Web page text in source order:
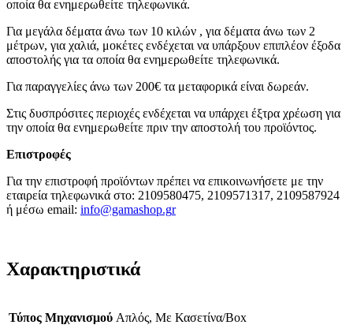
οποία θα ενημερωθείτε τηλεφωνικά.
Για μεγάλα δέματα άνω των 10 κιλών , για δέματα άνω των 2
μέτρων, για χαλιά, μοκέτες ενδέχεται να υπάρξουν επιπλέον έξοδα
αποστολής για τα οποία θα ενημερωθείτε τηλεφωνικά.
Για παραγγελίες άνω των 200€ τα μεταφορικά είναι δωρεάν.
Στις δυσπρόσιτες περιοχές ενδέχεται να υπάρχει έξτρα χρέωση για
την οποία θα ενημερωθείτε πριν την αποστολή του προϊόντος.
Επιστροφές
Για την επιστροφή προϊόντων πρέπει να επικοινωνήσετε με την
εταιρεία τηλεφωνικά στο: 2109580475, 2109571317, 2109587924
ή μέσω email: info@gamashop.gr
Χαρακτηριστικά
Τύπος Μηχανισμού Απλός, Με Κασετίνα/Box